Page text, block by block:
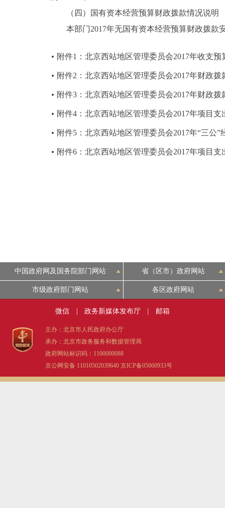
（四）国有资本经营预算财政拨款情况说明
本部门2017年无国有资本经营预算财政拨款
附件1：北京西站地区管理委员会2017年收支预
附件2：北京西站地区管理委员会2017年财政拨
附件3：北京西站地区管理委员会2017年财政
附件4：北京西站地区管理委员会2017年项目支
附件5：北京西站地区管理委员会2017年“三公
附件6：北京西站地区管理委员会2017年项目
中国政府网及国务院部门网站 省（区市）政府网站
市级政府部门网站 各区政府网站
微信 政务新媒体发布厅 邮箱
主办：北京市人民政府办公厅
承办：北京市政务服务和数据管理局
政府网站标识码：1100000088
京公网安备 11010502039640 京ICP备05060933号